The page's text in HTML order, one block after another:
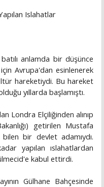
Islahatlar
anlamda bir düşünce
Avrupa'dan esinlenerek
hareketiydi. Bu hareket
yıllarda başlamıştı.
Londra Elçiliğinden alınıp
getirilen Mustafa
bir devlet adamıydı.
yapılan ıslahatlardan
kabul ettirdi.
Gülhane Bahçesinde